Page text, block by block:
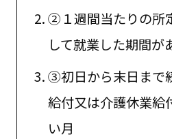
②１週間当たりの所
して就業した期間が
③初日から末日まで
給付又は介護休業給
い月